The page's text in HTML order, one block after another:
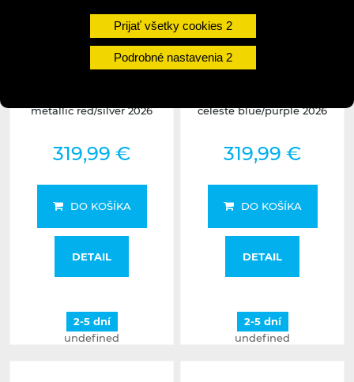
Prijať všetky cookies
Podrobné nastavenia
metallic red/silver 2026
319,99 €
DO KOŠÍKA
DETAIL
2-5 dní
undefined
celeste blue/purple 2026
319,99 €
DO KOŠÍKA
DETAIL
2-5 dní
undefined